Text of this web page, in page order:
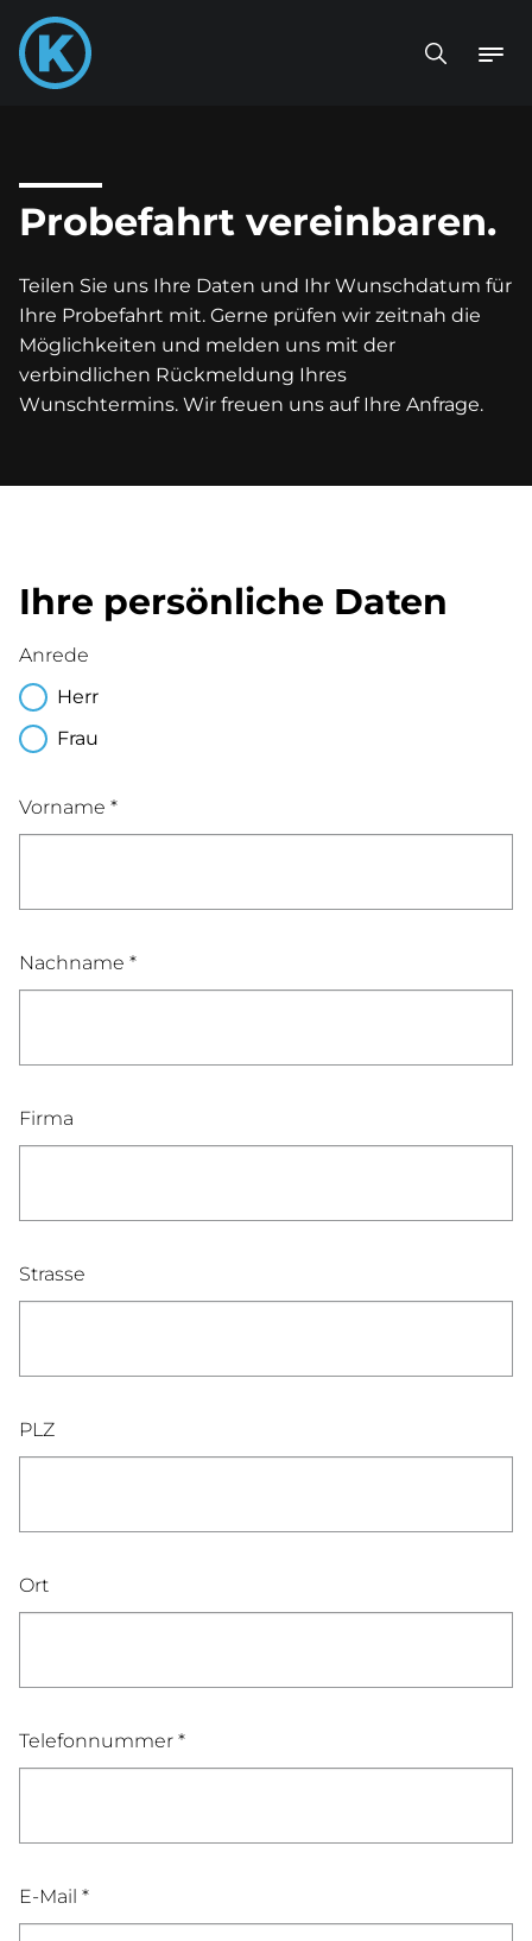
Probefahrt vereinbaren.
Teilen Sie uns Ihre Daten und Ihr Wunschdatum für
Ihre Probefahrt mit. Gerne prüfen wir zeitnah die
Möglichkeiten und melden uns mit der
verbindlichen Rückmeldung Ihres
Wunschtermins. Wir freuen uns auf Ihre Anfrage.
Ihre persönliche Daten
Anrede
Herr
Frau
Vorname *
Nachname *
Firma
Strasse
PLZ
Ort
Telefonnummer *
E-Mail *